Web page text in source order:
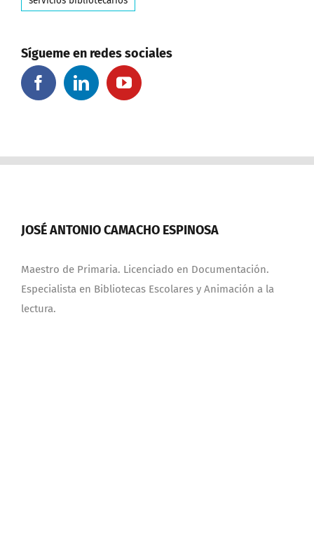
Sígueme en redes sociales
JOSÉ ANTONIO CAMACHO ESPINOSA
Maestro de Primaria. Licenciado en Documentación.
Especialista en Bibliotecas Escolares y Animación a la
lectura.